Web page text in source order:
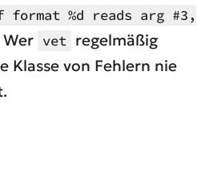
%d reads arg #3,
Wer vet regelmäßig
Klasse von Fehlern nie